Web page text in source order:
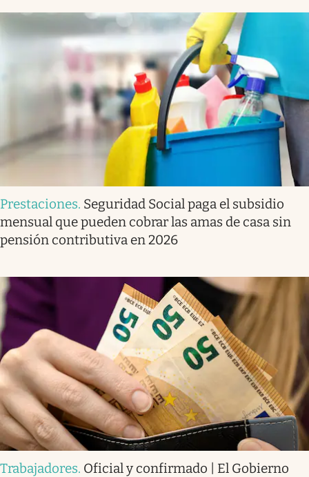
Prestaciones. Seguridad Social paga el subsidio
mensual que pueden cobrar las amas de casa sin
pensión contributiva en 2026
Trabajadores. Oficial y confirmado | El Gobierno